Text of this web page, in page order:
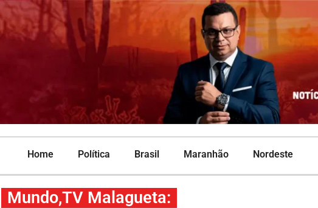
Home Política Brasil Maranhão Nordeste
Mundo,TV Malagueta: